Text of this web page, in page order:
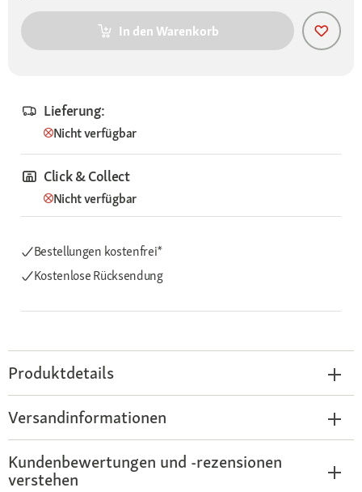
In den Warenkorb
Lieferung:
Nicht verfügbar
Click & Collect
Nicht verfügbar
Bestellungen kostenfrei*
Kostenlose Rücksendung
Produktdetails
Versandinformationen
Kundenbewertungen und -rezensionen
verstehen